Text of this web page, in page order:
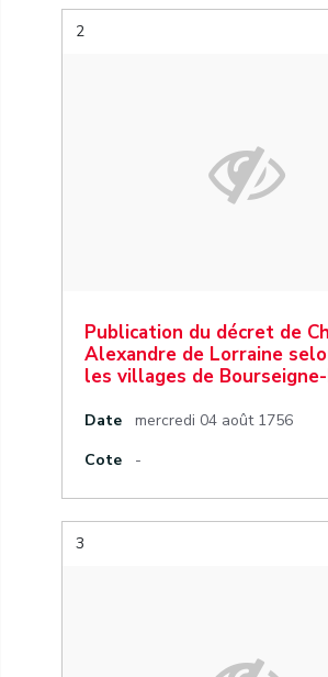
2
Publication du décret de
Alexandre de Lorraine
les villages de
Date
mercredi 04 août 1756
Cote
-
3